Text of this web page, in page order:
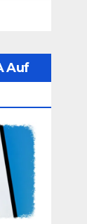
Auf